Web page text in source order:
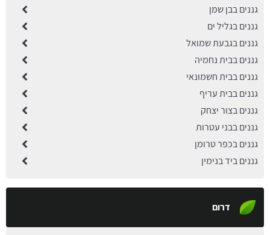
גננים בבן שמן
גננים בגליל ים
גננים בגבעת שמואל
גננים בבית נחמיה
גננים בבית חשמונאי
גננים בבית עריף
גננים בצור יצחק
גננים בבני עטרות
גננים בכפר טרומן
גננים ביד בנימין
דרום